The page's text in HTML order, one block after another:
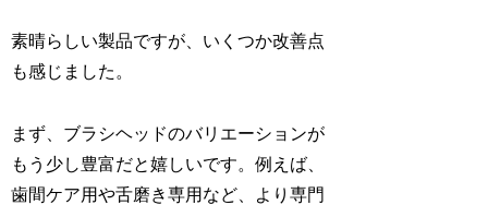
素晴らしい製品ですが、いくつか改善点
も感じました。
まず、ブラシヘッドのバリエーションが
もう少し豊富だと嬉しいです。例えば、
歯間ケア用や舌磨き専用など、より専門